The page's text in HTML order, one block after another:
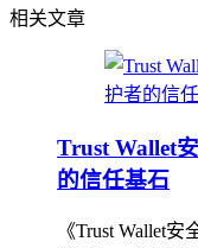
相关文章
Trust Wallet
的信任基石
《Trust Wallet